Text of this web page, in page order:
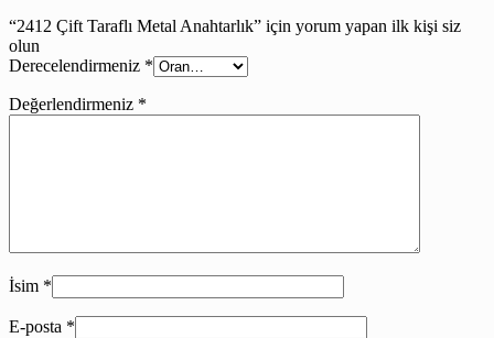
“2412 Çift Taraflı Metal Anahtarlık” için yorum yapan ilk kişi siz
olun
Derecelendirmeniz *
Değerlendirmeniz *
İsim *
E-posta *